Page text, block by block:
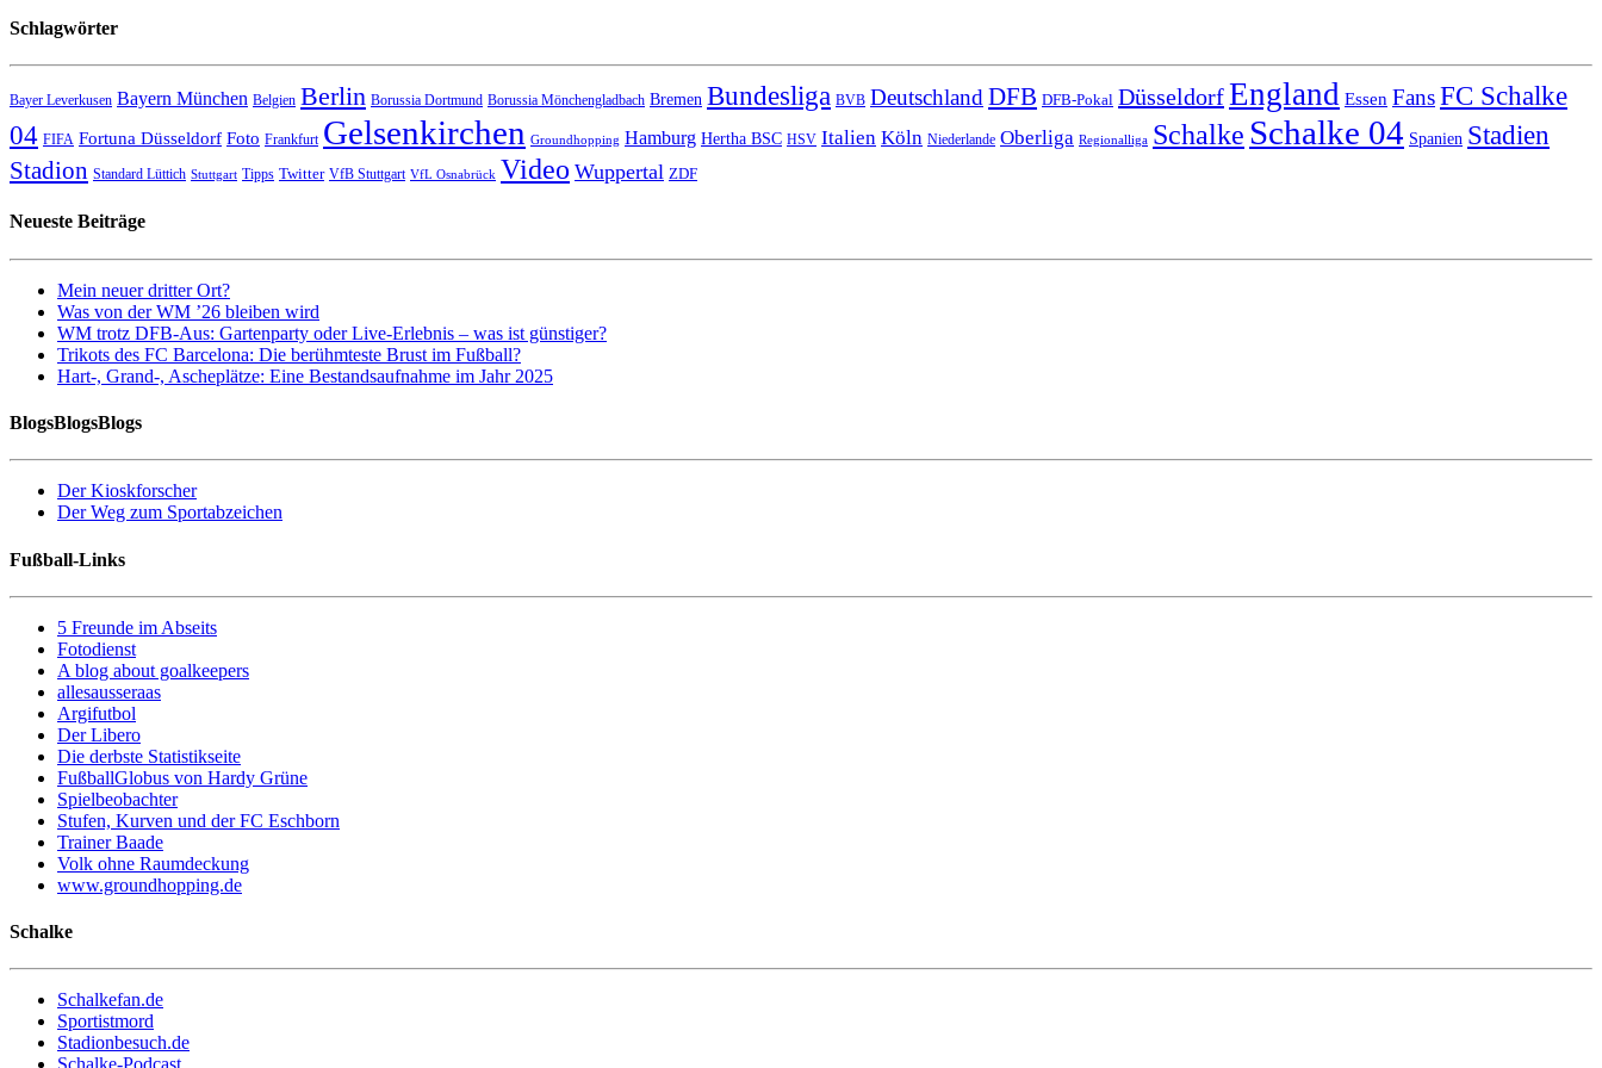
Schlagwörter
Bayer Leverkusen Bayern München Belgien Berlin Borussia Dortmund Borussia Mönchengladbach Bremen Bundesliga BVB DeutschlandDFB DFB-Pokal DüsseldorfEngland Essen FansFC Schalke
04 FIFA Fortuna Düsseldorf Foto Frankfurt Gelsenkirchen Groundhopping Hamburg Hertha BSC HSV Italien Köln Niederlande Oberliga Regionalliga Schalke Schalke 04 Spanien Stadien
Stadion Standard Lüttich Stuttgart Tipps Twitter VfB Stuttgart VfL Osnabrück Video Wuppertal ZDF
Neueste Beiträge
Mein neuer dritter Ort?
Was von der WM ’26 bleiben wird
WM trotz DFB-Aus: Gartenparty oder Live-Erlebnis – was ist günstiger?
Trikots des FC Barcelona: Die berühmteste Brust im Fußball?
Hart-, Grand-, Ascheplätze: Eine Bestandsaufnahme im Jahr 2025
BlogsBlogsBlogs
Der Kioskforscher
Der Weg zum Sportabzeichen
Fußball-Links
5 Freunde im Abseits
Fotodienst
A blog about goalkeepers
allesausseraas
Argifutbol
Der Libero
Die derbste Statistikseite
FußballGlobus von Hardy Grüne
Spielbeobachter
Stufen, Kurven und der FC Eschborn
Trainer Baade
Volk ohne Raumdeckung
www.groundhopping.de
Schalke
Schalkefan.de
Sportistmord
Stadionbesuch.de